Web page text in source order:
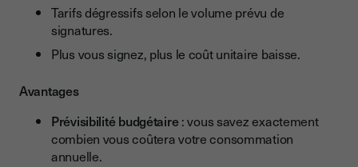
Tarifs dégressifs selon le volume prévu de
signatures.
Plus vous signez, plus le coût unitaire baisse.
Avantages
Prévisibilité budgétaire: vous savez exactement
combien vous coûtera votre consommation
annuelle.